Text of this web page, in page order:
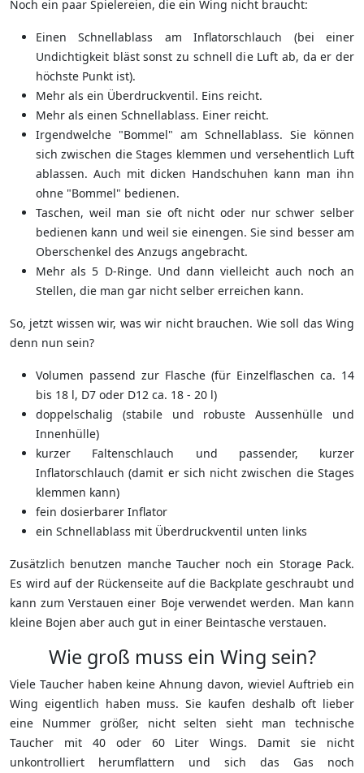
Noch ein paar Spielereien, die ein Wing nicht braucht:
Einen Schnellablass am Inflatorschlauch (bei einer
Undichtigkeit bläst sonst zu schnell die Luft ab, da er der
höchste Punkt ist).
Mehr als ein Überdruckventil. Eins reicht.
Mehr als einen Schnellablass. Einer reicht.
Irgendwelche "Bommel" am Schnellablass. Sie können
sich zwischen die Stages klemmen und versehentlich Luft
ablassen. Auch mit dicken Handschuhen kann man ihn
ohne "Bommel" bedienen.
Taschen, weil man sie oft nicht oder nur schwer selber
bedienen kann und weil sie einengen. Sie sind besser am
Oberschenkel des Anzugs angebracht.
Mehr als 5 D-Ringe. Und dann vielleicht auch noch an
Stellen, die man gar nicht selber erreichen kann.
So, jetzt wissen wir, was wir nicht brauchen. Wie soll das Wing
denn nun sein?
Volumen passend zur Flasche (für Einzelflaschen ca. 14
bis 18 l, D7 oder D12 ca. 18 - 20 l)
doppelschalig (stabile und robuste Aussenhülle und
Innenhülle)
kurzer Faltenschlauch und passender, kurzer
Inflatorschlauch (damit er sich nicht zwischen die Stages
klemmen kann)
fein dosierbarer Inflator
ein Schnellablass mit Überdruckventil unten links
Zusätzlich benutzen manche Taucher noch ein Storage Pack.
Es wird auf der Rückenseite auf die Backplate geschraubt und
kann zum Verstauen einer Boje verwendet werden. Man kann
kleine Bojen aber auch gut in einer Beintasche verstauen.
Wie groß muss ein Wing sein?
Viele Taucher haben keine Ahnung davon, wieviel Auftrieb ein
Wing eigentlich haben muss. Sie kaufen deshalb oft lieber
eine Nummer größer, nicht selten sieht man technische
Taucher mit 40 oder 60 Liter Wings. Damit sie nicht
unkontrolliert herumflattern und sich das Gas noch